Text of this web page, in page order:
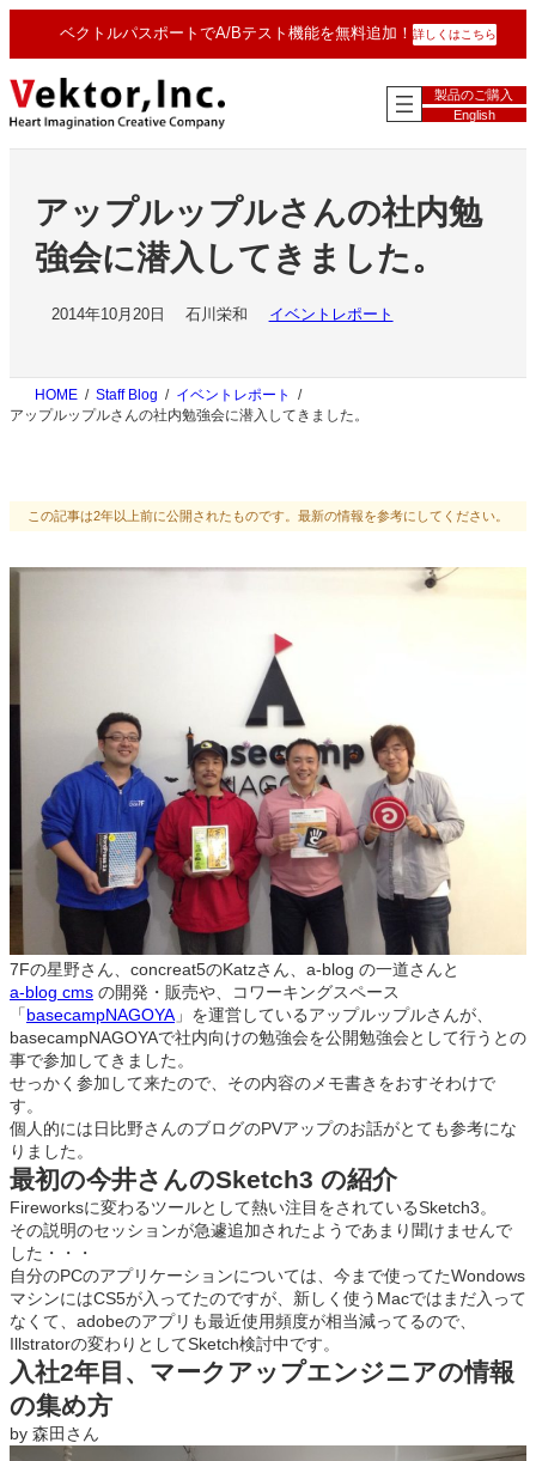
を
ス
キ
ッ
ベクトルパスポートでA/Bテスト機能を無料追加！ 詳しくはこちら
製品のご購入
English
アップルップルさんの社内勉
強会に潜入してきました。
2014年10月20日 石川栄和 イベントレポート
HOME Staff Blog
イベントレポート
アップルップルさんの社内勉強会に潜入してきました。
この記事は2年以上前に公開されたものです。最新の情報を参考にしてください。
7Fの星野さん、concreat5のKatzさん、a-blog の一道さんと
a-blog cms の開発・販売や、コワーキングスペース
「basecampNAGOYA 」を運営しているアップルップルさんが、
basecampNAGOYAで社内向けの勉強会を公開勉強会として行うとの
事で参加してきました。
せっかく参加して来たので、その内容のメモ書きをおすそわけで
す。
個人的には日比野さんのブログのPVアップのお話がとても参考にな
りました。
最初の今井さんのSketch3 の紹介
Fireworksに変わるツールとして熱い注目をされているSketch3。
その説明のセッションが急遽追加されたようであまり聞けませんで
した・・・
自分のPCのアプリケーションについては、今まで使ってたWondows
マシンにはCS5が入ってたのですが、新しく使うMacではまだ入って
なくて、adobeのアプリも最近使用頻度が相当減ってるので、
Illstratorの変わりとしてSketch検討中です。
入社2年目、マークアップエンジニアの情報
の集め方
by 森田さん